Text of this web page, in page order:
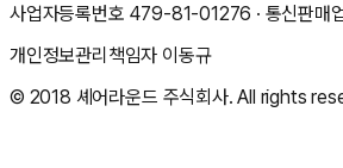
사업자등록번호 479-81-01276 · 통신판매
개인정보관리책임자 이동규
© 2018 셰어라운드 주식회사. All rights